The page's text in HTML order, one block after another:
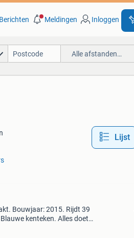
Berichten Meldingen Inloggen
Alle afstanden…
Lijst
Bouwjaar: 2015. Rijdt 39
kenteken. Alles doet